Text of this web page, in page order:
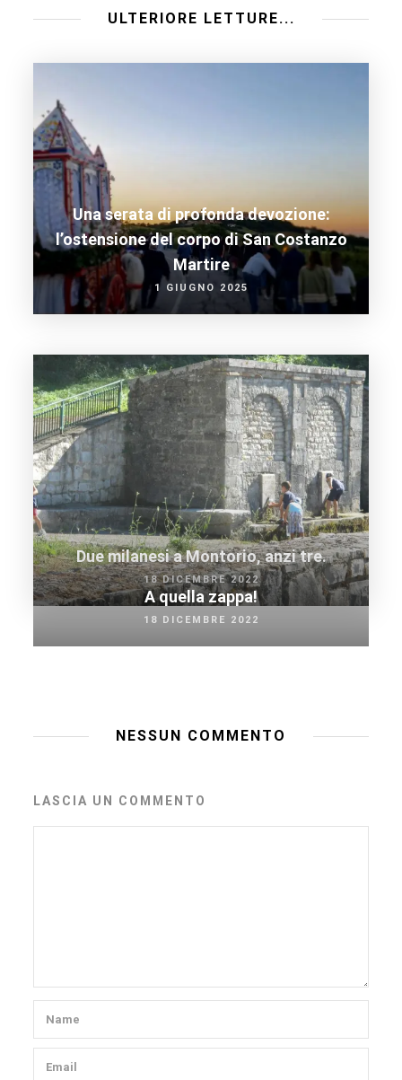
ULTERIORE LETTURE...
Una serata di profonda devozione:
l’ostensione del corpo di San Costanzo
Martire
1 GIUGNO 2025
Due milanesi a Montorio, anzi tre.
18 DICEMBRE 2022
A quella zappa!
18 DICEMBRE 2022
NESSUN COMMENTO
LASCIA UN COMMENTO